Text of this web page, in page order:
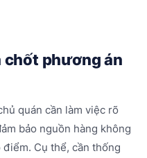
chốt phương án
quán cần làm việc rõ
bảo nguồn hàng không
Cụ thể, cần thống